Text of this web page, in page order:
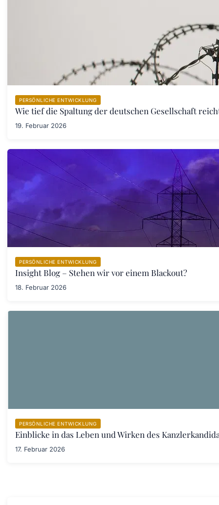
PERSÖNLICHE ENTWICKLUNG
Wie tief die Spaltung der deutschen Gesellschaft
19. Februar 2026
PERSÖNLICHE ENTWICKLUNG
Insight Blog – Stehen wir vor einem Blackout?
18. Februar 2026
PERSÖNLICHE ENTWICKLUNG
Einblicke in das Leben und Wirken des
17. Februar 2026